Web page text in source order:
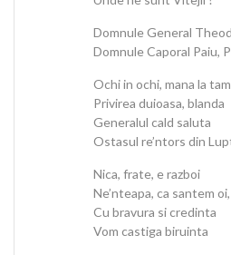
Domnule General
Domnule Caporal Paiu,
Ochi in ochi, mana la
Privirea duioasa, blanda
Generalul cald saluta
Ostasul re’ntors din
Nica, frate, e razboi
Ne’nteapa, ca santem oi,
Cu bravura si credinta
Vom castiga biruinta